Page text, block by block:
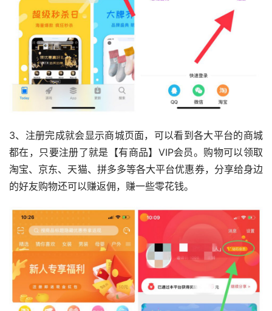
3、注册完成就会显示商城页面，可以看到各大平台的商城
都在，只要注册了就是【有商品】VIP会员。购物可以领取
淘宝、京东、天猫、拼多多等各大平台优惠券，分享给身边
的好友购物还可以赚返佣，赚一些零花钱。